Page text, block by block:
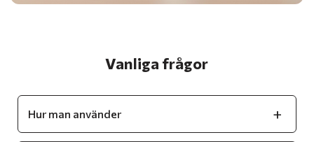
Vanliga frågor
Hur man använder